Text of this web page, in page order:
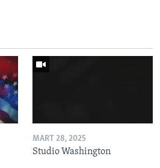
MART 28, 2025
Studio Washington